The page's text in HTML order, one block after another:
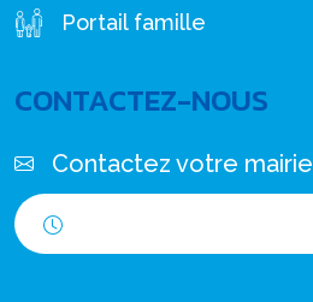
Portail famille
CONTACTEZ-NOUS
Contactez votre mairie